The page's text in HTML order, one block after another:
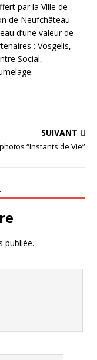
par la Ville de
de Neufchâteau.
d’une valeur de
: Vosgelis,
Social,
SUIVANT
“Instants de Vie”
publiée.